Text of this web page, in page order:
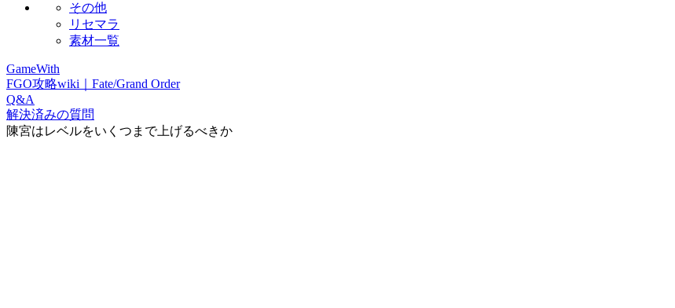
その他
リセマラ
素材一覧
GameWith
FGO攻略wiki｜Fate/Grand Order
Q&A
解決済みの質問
陳宮はレベルをいくつまで上げるべきか